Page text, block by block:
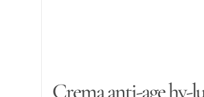
Crema anti-age hy-